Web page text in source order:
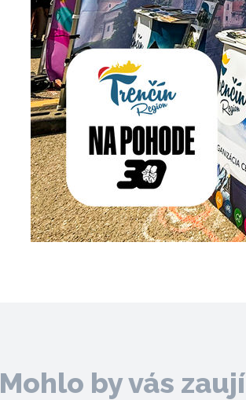
Mohlo by vás